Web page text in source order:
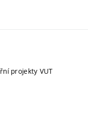
projekty VUT